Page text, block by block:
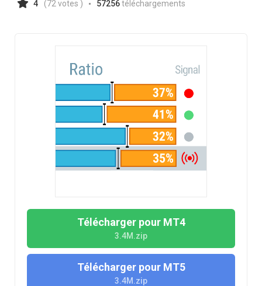
4 (72 votes ) 57256téléchargements
Télécharger pour MT4
3.4M.zip
Télécharger pour MT5
3.4M.zip